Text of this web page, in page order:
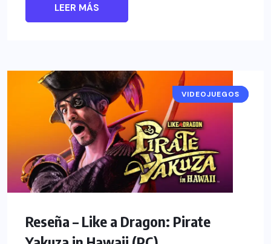
LEER MÁS
RESEÑAS
VIDEOJUEGOS
Reseña – Like a Dragon: Pirate